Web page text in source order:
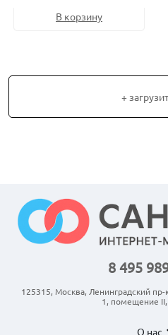
В корзину
+
8 495
125315, Москва, Ленинградский
1, помещение
О нас